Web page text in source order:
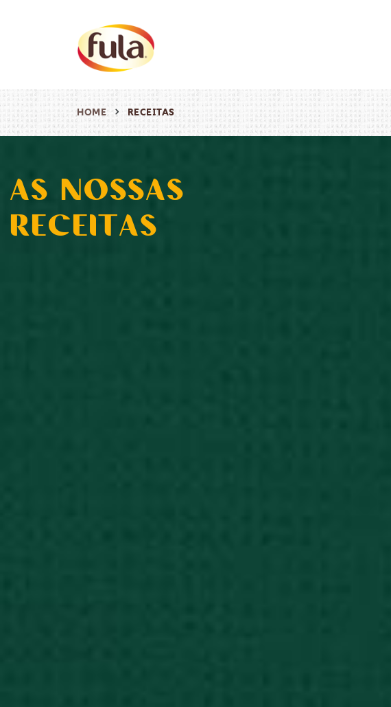
HOME RECEITAS
AS NOSSAS
RECEITAS